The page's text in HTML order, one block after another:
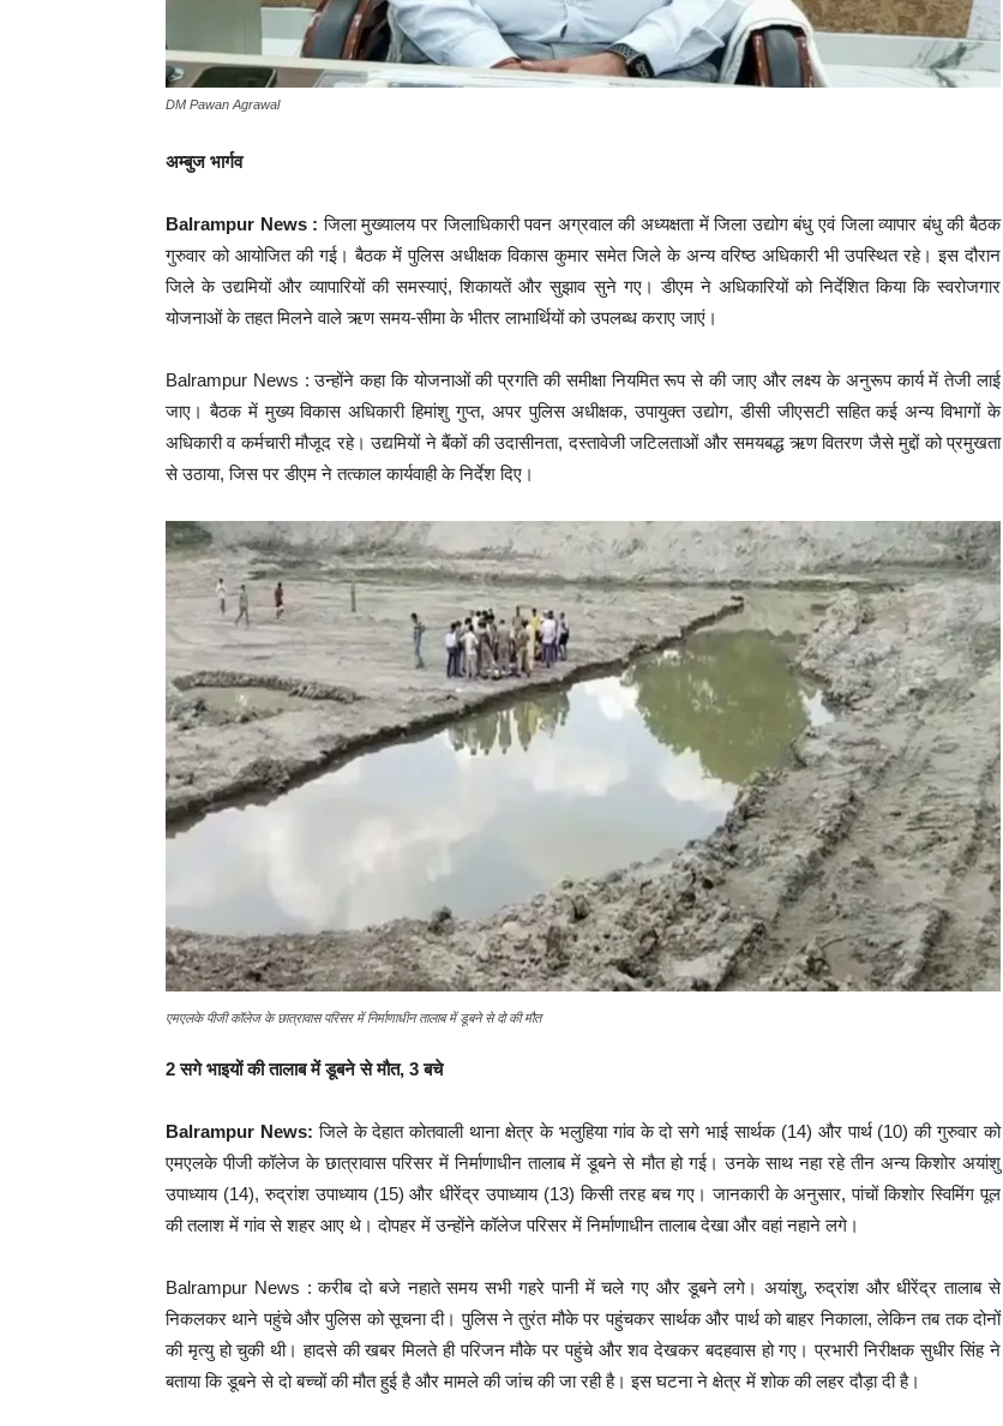
DM Pawan Agrawal
अम्बुज भार्गव
Balrampur News : जिला मुख्यालय पर जिलाधिकारी पवन अग्रवाल की अध्यक्षता में जिला उद्योग बंधु एवं जिला व्यापार बंधु की बैठक
गुरुवार को आयोजित की गई। बैठक में पुलिस अधीक्षक विकास कुमार समेत जिले के अन्य वरिष्ठ अधिकारी भी उपस्थित रहे। इस दौरान
जिले के उद्यमियों और व्यापारियों की समस्याएं, शिकायतें और सुझाव सुने गए। डीएम ने अधिकारियों को निर्देशित किया कि स्वरोजगार
योजनाओं के तहत मिलने वाले ऋण समय-सीमा के भीतर लाभार्थियों को उपलब्ध कराए जाएं।
Balrampur News : उन्होंने कहा कि योजनाओं की प्रगति की समीक्षा नियमित रूप से की जाए और लक्ष्य के अनुरूप कार्य में तेजी लाई
जाए। बैठक में मुख्य विकास अधिकारी हिमांशु गुप्त, अपर पुलिस अधीक्षक, उपायुक्त उद्योग, डीसी जीएसटी सहित कई अन्य विभागों के
अधिकारी व कर्मचारी मौजूद रहे। उद्यमियों ने बैंकों की उदासीनता, दस्तावेजी जटिलताओं और समयबद्ध ऋण वितरण जैसे मुद्दों को प्रमुखता
से उठाया, जिस पर डीएम ने तत्काल कार्यवाही के निर्देश दिए।
एमएलके पीजी कॉलेज के छात्रावास परिसर में निर्माणाधीन तालाब में डूबने से दो की मौत
2 सगे भाइयों की तालाब में डूबने से मौत, 3 बचे
Balrampur News: जिले के देहात कोतवाली थाना क्षेत्र के भलुहिया गांव के दो सगे भाई सार्थक (14) और पार्थ (10) की गुरुवार को
एमएलके पीजी कॉलेज के छात्रावास परिसर में निर्माणाधीन तालाब में डूबने से मौत हो गई। उनके साथ नहा रहे तीन अन्य किशोर अयांशु
उपाध्याय (14), रुद्रांश उपाध्याय (15) और धीरेंद्र उपाध्याय (13) किसी तरह बच गए। जानकारी के अनुसार, पांचों किशोर स्विमिंग पूल
की तलाश में गांव से शहर आए थे। दोपहर में उन्होंने कॉलेज परिसर में निर्माणाधीन तालाब देखा और वहां नहाने लगे।
Balrampur News : करीब दो बजे नहाते समय सभी गहरे पानी में चले गए और डूबने लगे। अयांशु, रुद्रांश और धीरेंद्र तालाब से
निकलकर थाने पहुंचे और पुलिस को सूचना दी। पुलिस ने तुरंत मौके पर पहुंचकर सार्थक और पार्थ को बाहर निकाला, लेकिन तब तक दोनों
की मृत्यु हो चुकी थी। हादसे की खबर मिलते ही परिजन मौके पर पहुंचे और शव देखकर बदहवास हो गए। प्रभारी निरीक्षक सुधीर सिंह ने
बताया कि डूबने से दो बच्चों की मौत हुई है और मामले की जांच की जा रही है। इस घटना ने क्षेत्र में शोक की लहर दौड़ा दी है।